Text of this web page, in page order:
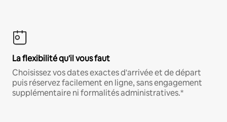
La flexibilité qu'il vous faut
Choisissez vos dates exactes d'arrivée et de départ
puis réservez facilement en ligne, sans engagement
supplémentaire ni formalités administratives.*